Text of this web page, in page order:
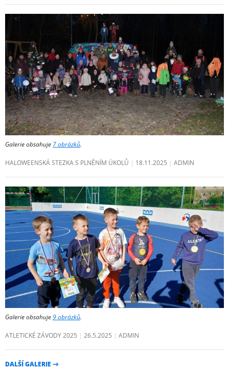
Galerie obsahuje 7 obrázků.
HALOWEENSKÁ STEZKA S PLNĚNÍM ÚKOLŮ 18.11.2025 ADMIN
Galerie obsahuje 9 obrázků.
ATLETICKÉ ZÁVODY 2025 26.5.2025 ADMIN
DALŠÍ GALERIE →